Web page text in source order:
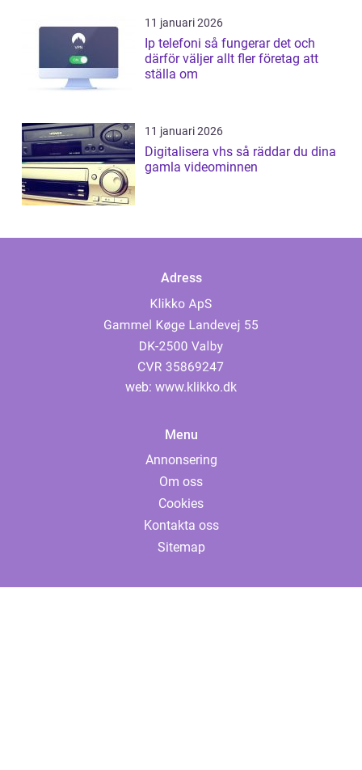
11 januari 2026
Ip telefoni så fungerar det och
därför väljer allt fler företag att
ställa om
11 januari 2026
Digitalisera vhs så räddar du dina
gamla videominnen
Adress
web: www.klikko.dk
Menu
Annonsering
Om oss
Cookies
Kontakta oss
Sitemap